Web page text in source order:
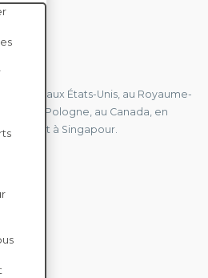
France, aux États-Unis, au Royaume-
en Pologne, au Canada, en
et à Singapour.